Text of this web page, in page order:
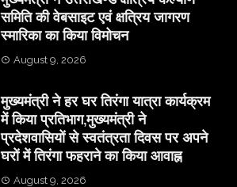
समिति की वेबसाइट एवं क्षत्रिय जागरण
स्मारिका का किया विमोचन
August 9, 2026
मुख्यमंत्री ने हर घर तिरंगा यात्रा कार्यक्रम
में किया प्रतिभाग,मुख्यमंत्री ने
प्रदेशवासियों से स्वतंत्रता दिवस पर अपने
घरों में तिरंगा फहराने का किया आवाह्न
August 9, 2026